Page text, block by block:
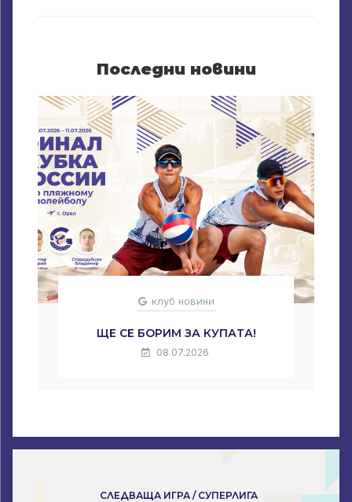
Последни новини
клуб новини
ЩЕ СЕ БОРИМ ЗА КУПАТА!
08.07.2026
СЛЕДВАЩА ИГРА / СУПЕРЛИГА